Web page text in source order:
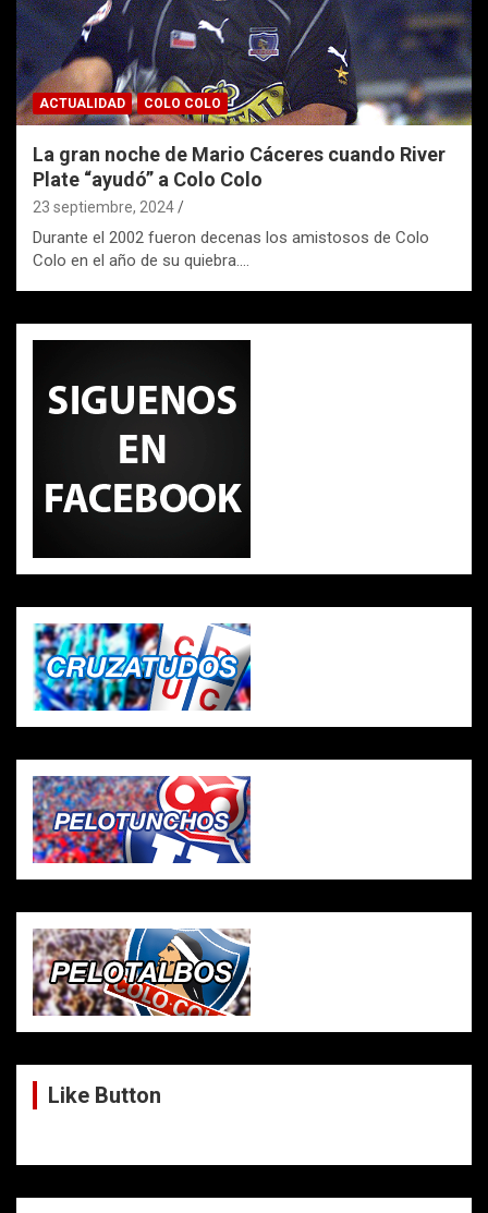
ACTUALIDAD COLO COLO
La gran noche de Mario Cáceres cuando River
Plate “ayudó” a Colo Colo
23 septiembre, 2024
Durante el 2002 fueron decenas los amistosos de Colo
Colo en el año de su quiebra.…
Like Button